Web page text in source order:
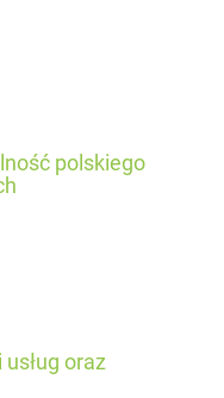
polskiego
oraz